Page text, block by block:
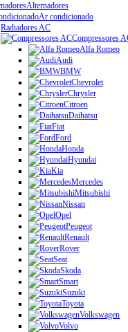
Alternadores
Ar condicionado
Radiadores AC
Compressores
Alfa Romeo
Audi
BMW
Chevrolet
Chrysler
Citroen
Daihatsu
Fiat
Ford
Honda
Hyundai
Kia
Mercedes
Mitsubishi
Nissan
Opel
Peugeot
Renault
Rover
Seat
Skoda
Smart
Suzuki
Toyota
Volkswagen
Volvo